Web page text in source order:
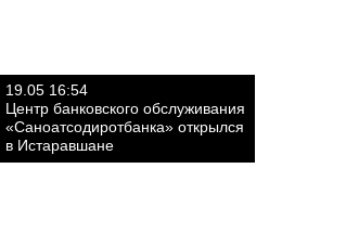
19.05 16:54
Центр банковского обслуживания
«Саноатсодиротбанка» открылся
в Истаравшане